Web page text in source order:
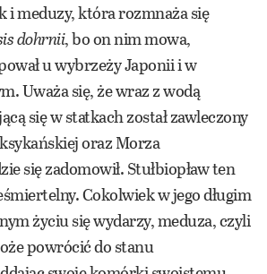
i meduzy, która rozmnaża się
dohrnii, bo on nim mowa,
u wybrzeży Japonii i w
Uważa się, że wraz z wodą
się w statkach został zawleczony
oraz Morza
się zadomowił. Stułbiopław ten
Cokolwiek w jego długim
życiu się wydarzy, meduza, czyli
powrócić do stanu